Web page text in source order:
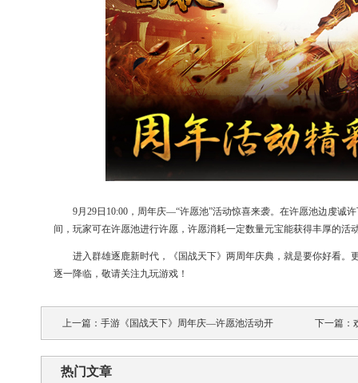
9月29日10:00，周年庆—“许愿池”活动惊喜来袭。在许愿池边虔诚
间，玩家可在许愿池进行许愿，许愿消耗一定数量元宝能获得丰厚的活
进入群雄逐鹿新时代，《国战天下》两周年庆典，就是要你好看。
逐一降临，敬请关注九玩游戏！
上一篇： 手游《国战天下》周年庆—许愿池活动开
启！
下一篇：
来袭！
热门文章